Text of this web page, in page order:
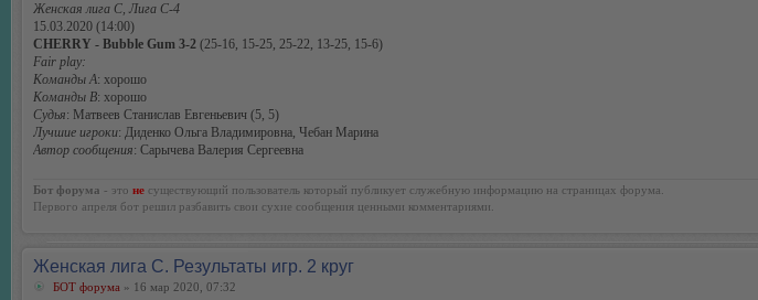
Женская лига С, Лига С-4
15.03.2020 (14:00)
CHERRY - Bubble Gum 3-2 (25-16, 15-25, 25-22, 13-25, 15-6)
Fair play:
Команды А: хорошо
Команды В: хорошо
Судья: Матвеев Станислав Евгеньевич (5, 5)
Лучшие игроки: Диденко Ольга Владимировна, Чебан Марина
Автор сообщения: Сарычева Валерия Сергеевна
Бот форума - это не существующий пользователь который публикует служебную информацию на страницах форума.
Первого апреля бот решил разбавить свои сухие сообщения ценными комментариями.
Женская лига С. Результаты игр. 2 круг
БОТ форума » 16 мар 2020, 07:32